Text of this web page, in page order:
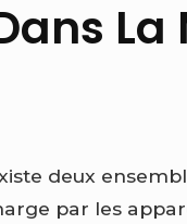
deux
par les